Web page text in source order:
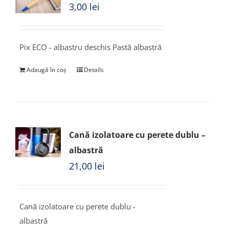
3,00 lei
Pix ECO - albastru deschis Pastă albastră
Adaugă în coș Details
Cană izolatoare cu perete dublu –
albastră
21,00 lei
Cană izolatoare cu perete dublu -
albastră